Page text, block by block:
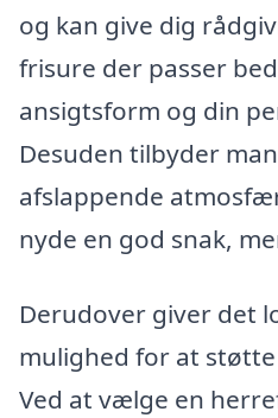
og kan give dig
frisure der passer
ansigtsform og din
Desuden tilbyder
afslappende
nyde en god snak,
Derudover giver det
mulighed for at
Ved at vælge en